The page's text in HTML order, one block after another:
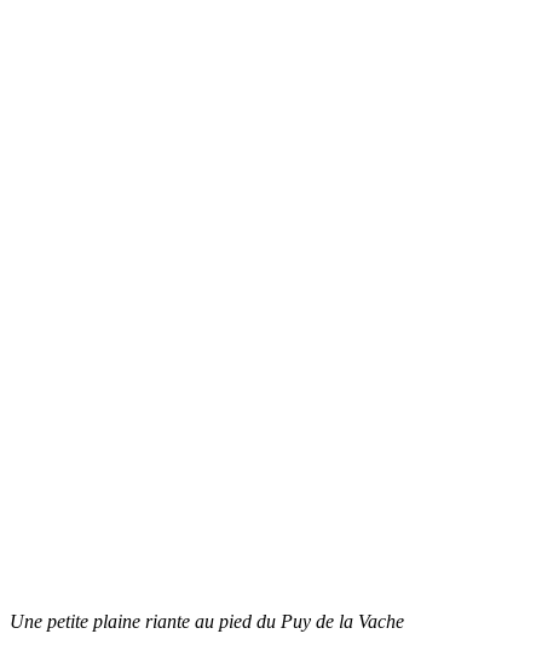
Une petite plaine riante au pied du Puy de la Vache